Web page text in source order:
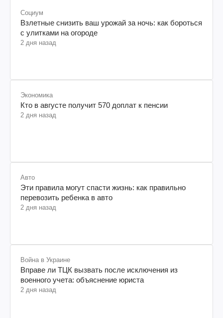
Социум
Взлетные снизить ваш урожай за ночь: как бороться
с улитками на огороде
2 дня назад
Экономика
Кто в августе получит 570 доплат к пенсии
2 дня назад
Авто
Эти правила могут спасти жизнь: как правильно
перевозить ребенка в авто
2 дня назад
Война в Украине
Вправе ли ТЦК вызвать после исключения из
военного учета: объяснение юриста
2 дня назад